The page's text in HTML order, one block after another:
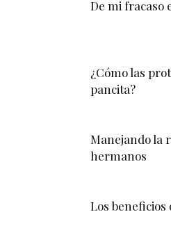
De mi fracaso
¿Cómo las
pancita?
Manejando la
hermanos
Los beneficios